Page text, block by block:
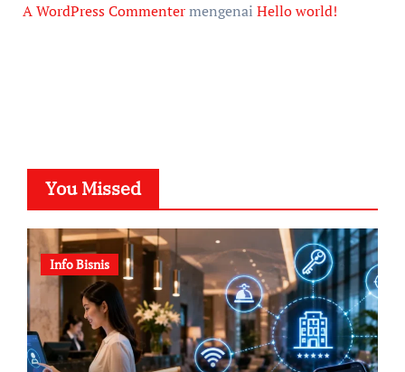
A WordPress Commentermengenai Hello world!
You Missed
Info Bisnis